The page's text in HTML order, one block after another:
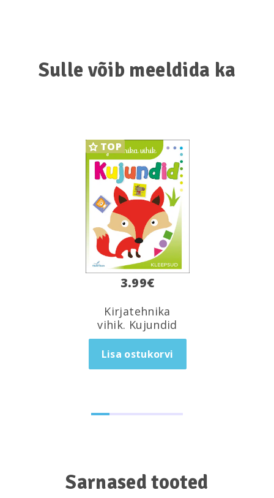
Sulle võib meeldida ka
TOP
3.99€
Kirjatehnika
vihik. Kujundid
Lisa ostukorvi
Sarnased tooted